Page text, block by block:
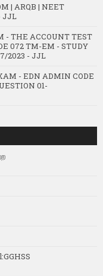
| ARQB | NEET
JJL
- THE ACCOUNT TEST
072 TM-EM - STUDY
2023 - JJL
- EDN ADMIN CODE
01-